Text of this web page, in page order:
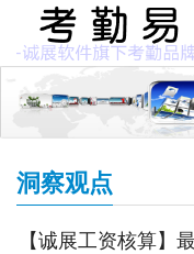
洞察观点
【诚展工资核算】